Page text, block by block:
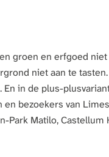
groen en erfgoed
niet aan te
in de plus-
bezoekers van
Park Matilo,